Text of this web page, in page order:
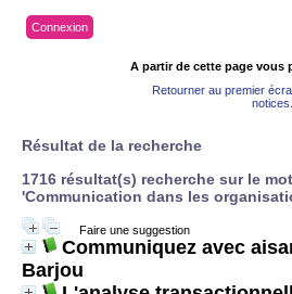
Connexion
A partir de cette page vous
Retourner au premier
notices...
Résultat de la recherche
1716 résultat(s) recherche sur le
'Communication dans les
Faire une suggestion
Communiquez avec
Barjou